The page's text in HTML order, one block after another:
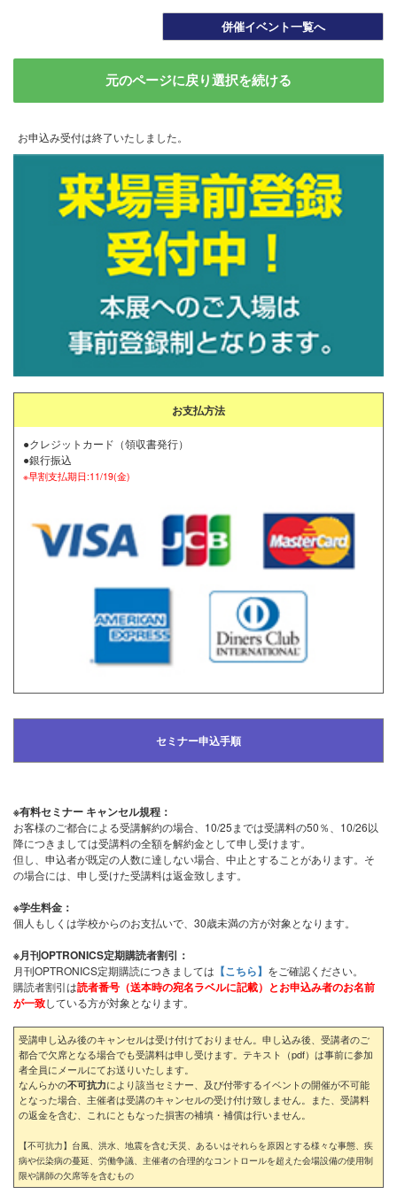
併催イベント一覧へ
元のページに戻り選択を続ける
お申込み受付は終了いたしました。
お支払方法
●クレジットカード（領収書発行）
●銀行振込
※早割支払期日:11/19(金)
セミナー申込手順
※有料セミナー キャンセル規程：
お客様のご都合による受講解約の場合、10/25までは受講料の50％、10/26以
降につきましては受講料の全額を解約金として申し受けます。
但し、申込者が既定の人数に達しない場合、中止とすることがあります。そ
の場合には、申し受けた受講料は返金致します。
※学生料金：
個人もしくは学校からのお支払いで、30歳未満の方が対象となります。
※月刊OPTRONICS定期購読者割引：
月刊OPTRONICS定期購読につきましては 【こちら】 をご確認ください。
購読者割引は読者番号（送本時の宛名ラベルに記載）とお申込み者のお名前
が一致している方が対象となります。
受講申し込み後のキャンセルは受け付けておりません。申し込み後、受講者のご
都合で欠席となる場合でも受講料は申し受けます。テキスト（pdf）は事前に参加
者全員にメールにてお送りいたします。
なんらかの不可抗力により該当セミナー、及び付帯するイベントの開催が不可能
となった場合、主催者は受講のキャンセルの受け付け致しません。また、受講料
の返金を含む、これにともなった損害の補填・補償は行いません。
【不可抗力】台風、洪水、地震を含む天災、あるいはそれらを原因とする様々な事態、疾
病や伝染病の蔓延、労働争議、主催者の合理的なコントロールを超えた会場設備の使用制
限や講師の欠席等を含むもの